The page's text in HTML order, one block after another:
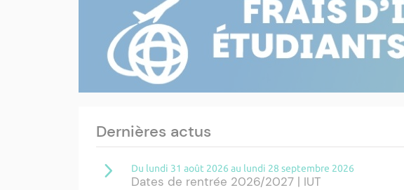
Dernières actus
Du lundi 31 août 2026 au lundi 28 septembre 2026
Dates de rentrée 2026/2027 | IUT